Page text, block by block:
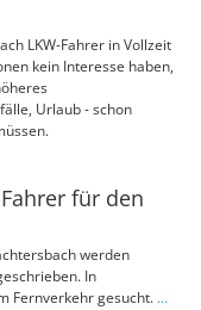
LKW-Fahrer in Vollzeit
kein Interesse haben,
Urlaub - schon
für den
werden
In
Fernverkehr gesucht. ...